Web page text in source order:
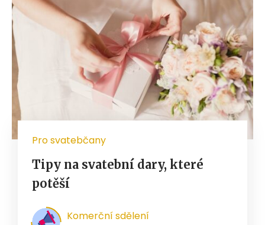
Pro svatebčany
Tipy na svatební dary, které
potěší
Komerční sdělení